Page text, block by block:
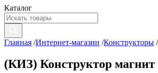
Каталог
Главная /Интернет-магазин /Конструкторы /
(КИЗ) Конструктор магнит